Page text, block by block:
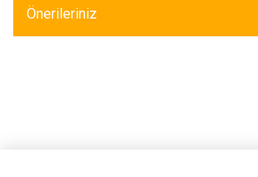
Önerileriniz